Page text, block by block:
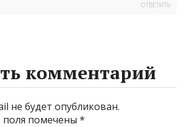
ОТВЕТИТЬ
комментарий
не будет опубликован.
поля помечены*